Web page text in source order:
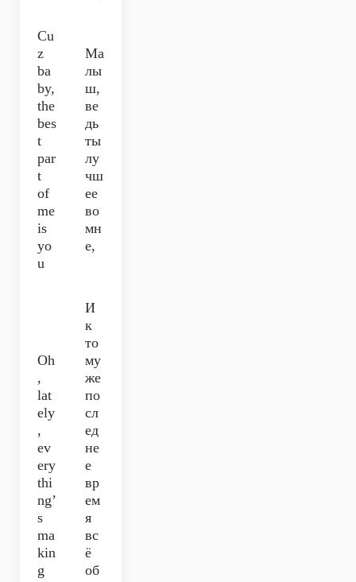
Cu
z
ba
by,
the
bes
t
par
t
of
me
is
yo
u
Ма
лы
ш,
ве
дь
ты
лу
чш
ее
во
мн
е,
Oh
,
lat
ely
,
ev
ery
thi
ng’
s
ma
kin
g
И
к
то
му
же
по
сл
ед
не
е
вр
ем
я
вс
ё
об